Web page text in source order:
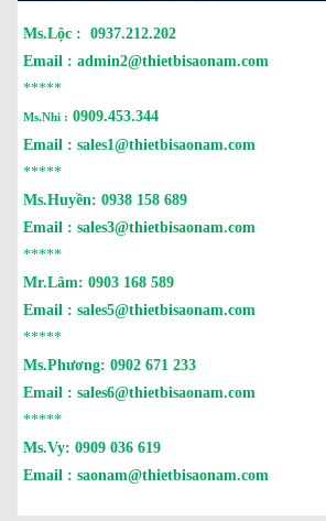
Ms.Lộc : 0937.212.202
Email : admin2@thietbisaonam.com
*****
Ms.Nhi : 0909.453.344
Email : sales1@thietbisaonam.com
*****
Ms.Huyền: 0938 158 689
Email : sales3@thietbisaonam.com
*****
Mr.Lâm: 0903 168 589
Email : sales5@thietbisaonam.com
*****
Ms.Phương: 0902 671 233
Email : sales6@thietbisaonam.com
*****
Ms.Vy: 0909 036 619
Email : saonam@thietbisaonam.com